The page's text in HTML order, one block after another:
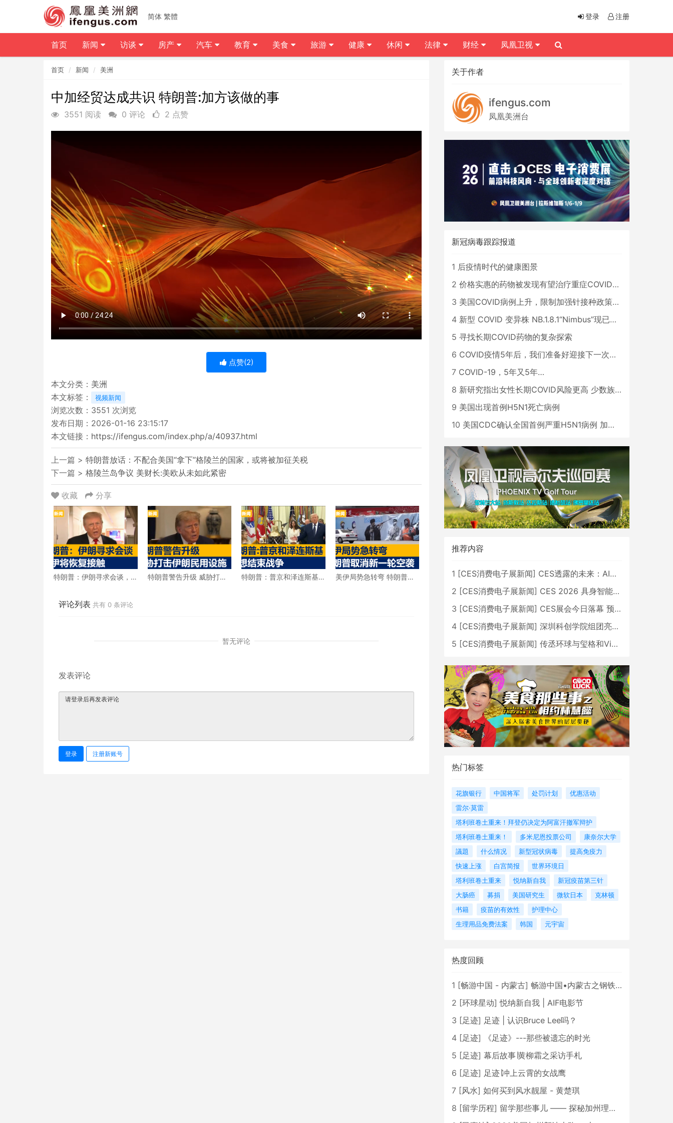
首页 新闻 美洲
中加经贸达成共识 特朗普:加方该做的事
3551 阅读 0 评论 2 点赞
点赞(2)
本文分类： 美洲
本文标签：
视频新闻
浏览次数： 3551 次浏览
发布日期：2026-01-16 23:15:17
本文链接： https://ifengus.com/index.php/a/40937.html
上一篇 > 特朗普放话：不配合美国“拿下”格陵兰的国家，或将被加征关税
下一篇 > 格陵兰岛争议 美财长:美欧从未如此紧密
收藏 分享
特朗普：伊朗寻求会谈，
特朗普警告升级 威胁打击
特朗普：普京和泽连斯基
美伊局势急转弯 特朗普宣
评论列表 共有 0 条评论
暂无评论
发表评论
登录 注册新账号
关于作者
ifengus.com
凤凰美洲台
新冠病毒跟踪报道
1 后疫情时代的健康图景
2 价格实惠的药物被发现有望治疗重症COVID患者
3 美国COVID病例上升，限制加强针接种政策即将出台
4 新型 COVID 变异株 NB.1.8.1“Nimbus”现已在美国占据主导地位
5 寻找长期COVID药物的复杂探索
6 COVID疫情5年后，我们准备好迎接下一次大流行了吗？
7 COVID-19，5年又5年…
8 新研究指出女性长期COVID风险更高 少数族裔儿童存在差异
9 美国出现首例H5N1死亡病例
10 美国CDC确认全国首例严重H5N1病例 加州进入紧急状态
推荐内容
1 [CES消费电子展新闻] CES透露的未来：AI、机器人与智能生活大爆发
2 [CES消费电子展新闻] CES 2026 具身智能与创新领域 中国公司大放异彩
3 [CES消费电子展新闻] CES展会今日落幕 预计2026行业收入将超五千亿美元
4 [CES消费电子展新闻] 深圳科创学院组团亮相CES 广受好评
5 [CES消费电子展新闻] 传丞环球与玺格和VibeLens共同推出全新耳机
热门标签
花旗银行 中国将军 处罚计划
优惠活动
雷尔·莫雷
塔利班卷土重来！拜登仍决定为阿富汗撤军辩护
塔利班卷土重来！
多米尼恩投票公司
康奈尔大学
議題
什么情况 新型冠状病毒
提高免疫力
快速上涨
白宫简报
世界环境日
塔利班卷土重来
悦纳新自我
新冠疫苗第三针
大肠癌
募捐 美国研究生 微软日本
克林顿
书籍
疫苗的有效性
护理中心
生理用品免费法案
韩国 元宇宙
热度回顾
1 [畅游中国 - 内蒙古] 畅游中国•内蒙古之钢铁骄子，魅力包头
2 [环球星动] 悦纳新自我 | AIF电影节
3 [足迹] 足迹 | 认识Bruce Lee吗？
4 [足迹]
《足迹》---那些被遗忘的时光
5 [足迹] 幕后故事∣黄柳霜之采访手札
6 [足迹] 足迹∣冲上云霄的女战鹰
7 [风水] 如何买到风水靓屋 - 黄楚琪
8 [留学历程] 留学那些事儿 —— 探秘加州理工学院Caltech博士生活 [上集]
简体 繁體 登录 注册
首页 新闻 访谈 房产 汽车 教育 美食 旅游 健康 休闲 法律 财经 凤凰卫视